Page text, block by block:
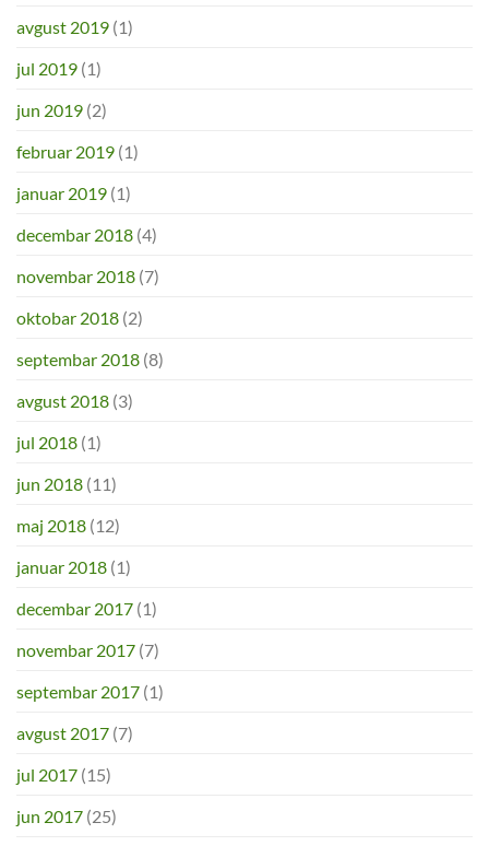
avgust 2019 (1)
jul 2019 (1)
jun 2019 (2)
februar 2019 (1)
januar 2019 (1)
decembar 2018 (4)
novembar 2018 (7)
oktobar 2018 (2)
septembar 2018 (8)
avgust 2018 (3)
jul 2018 (1)
jun 2018 (11)
maj 2018 (12)
januar 2018 (1)
decembar 2017 (1)
novembar 2017 (7)
septembar 2017 (1)
avgust 2017 (7)
jul 2017 (15)
jun 2017 (25)